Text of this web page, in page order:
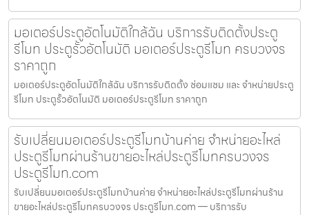
มอเตอร์ประตูอัตโนมัติใกล้ฉัน บริการรับติดตั้งประตู
รีโมท ประตูรั้วอัตโนมัติ มอเตอร์ประตูรีโมท ครบวงจร
ราคาถูก
มอเตอร์ประตูอัตโนมัติใกล้ฉัน บริการรับติดตั้ง ซ่อมแซม และ จำหน่ายประตู
รีโมท ประตูรั้วอัตโนมัติ มอเตอร์ประตูรีโมท ราคาถูก
รับเปลี่ยนมอเตอร์ประตูรีโมทบ้านค่าย จำหน่ายอะไหล่
ประตูรีโมทผ่านร้านขายอะไหล่ประตูรีโมทครบวงจร
ประตูรีโมท.com
รับเปลี่ยนมอเตอร์ประตูรีโมทบ้านค่าย จำหน่ายอะไหล่ประตูรีโมทผ่านร้าน
ขายอะไหล่ประตูรีโมทครบวงจร ประตูรีโมท.com — บริการรับ